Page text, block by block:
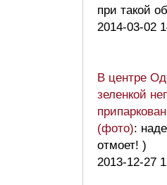
при такой
2014-03-02
В центре
зеленкой
(фото):
отмоет! )
2013-12-27